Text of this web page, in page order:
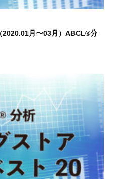
2020.01月〜03月）ABCL®分